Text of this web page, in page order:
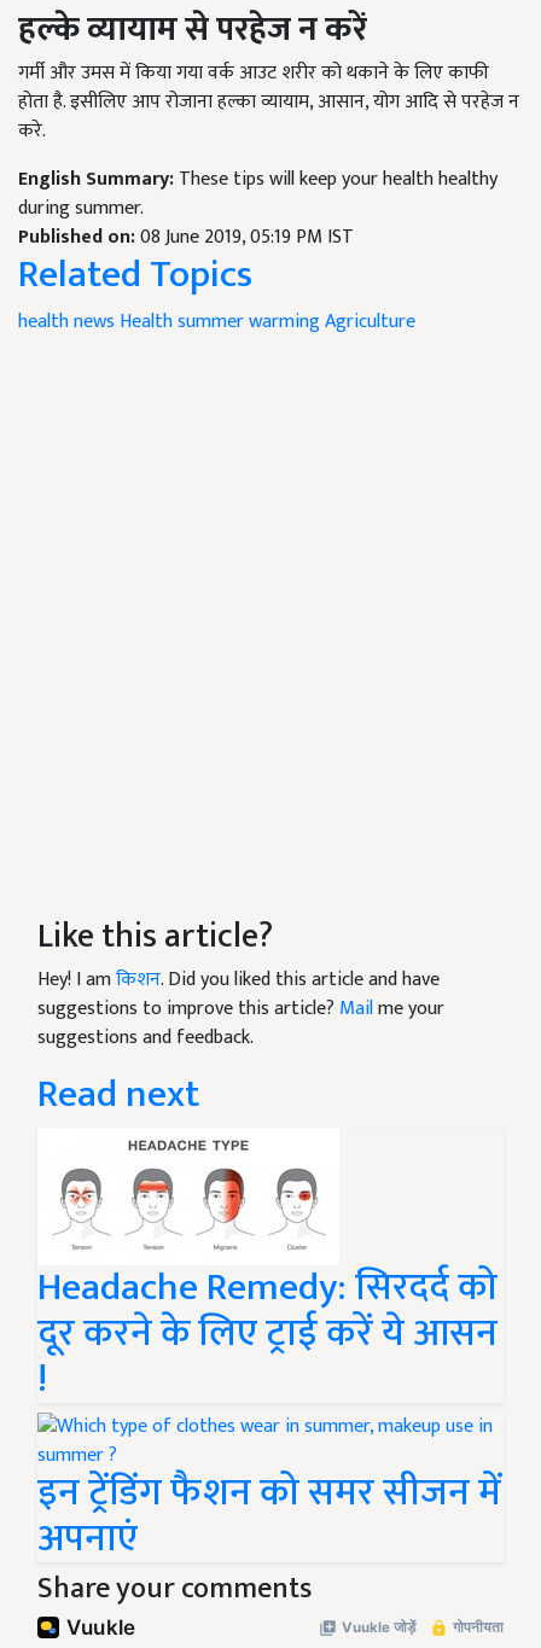
हल्के व्यायाम से परहेज न करें
गर्मी और उमस में किया गया वर्क आउट शरीर को थकाने के लिए काफी
होता है. इसीलिए आप रोजाना हल्का व्यायाम, आसान, योग आदि से परहेज न
करे.
English Summary:These tips will keep your health healthy
during summer.
Published on:08 June 2019, 05:19 PM IST
Related Topics
health news Healthsummer warmingAgriculture
Like this article?
Hey! I amकिशन. Did you liked this article and have
suggestions to improve this article? Mailme your
suggestions and feedback.
Read next
Headache Remedy: सिरदर्द को
दूर करने के लिए ट्राई करें ये आसन
!
इन ट्रेंडिंग फैशन को समर सीजन में
अपनाएं
Share your comments